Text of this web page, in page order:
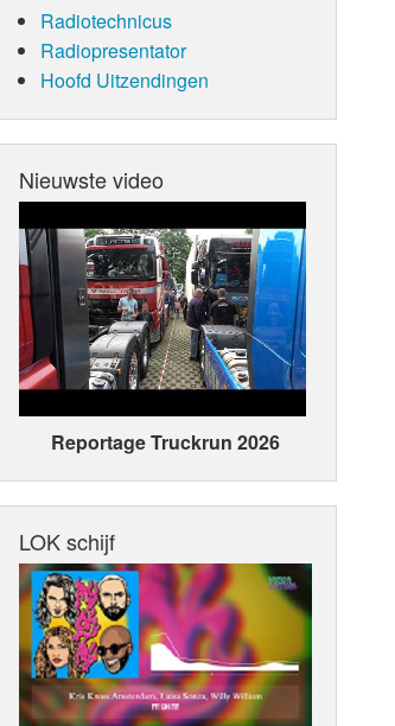
Radiotechnicus
Radiopresentator
Hoofd Uitzendingen
Nieuwste video
Reportage Truckrun 2026
LOK schijf